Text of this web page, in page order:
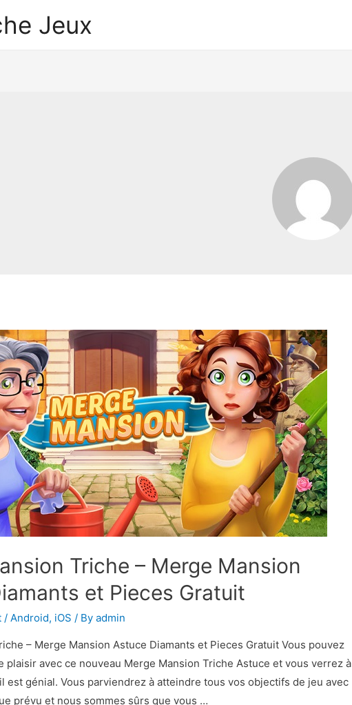
Jeux
Triche – Merge Mansion
et Pieces Gratuit
/ Android, iOS / Byadmin
– Merge Mansion Astuce Diamants et Pieces Gratuit Vous pouvez
plaisir avec ce nouveau Merge Mansion Triche Astuce et vous verrez à
est génial. Vous parviendrez à atteindre tous vos objectifs de jeu avec
prévu et nous sommes sûrs que vous …